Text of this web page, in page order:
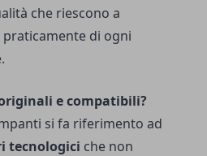
che riescono a
di ogni
e compatibili?
si fa riferimento ad
tecnologici che non